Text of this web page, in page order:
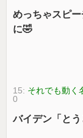
めっちゃスピ
に🤣
15: それでも動く
0
バイデン「とう